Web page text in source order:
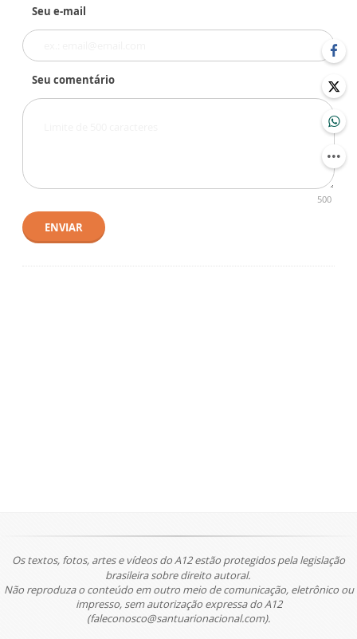
Seu e-mail
Seu comentário
500
ENVIAR
Os textos, fotos, artes e vídeos do A12 estão protegidos pela legislação
brasileira sobre direito autoral.
Não reproduza o conteúdo em outro meio de comunicação, eletrônico ou
impresso, sem autorização expressa do A12
(faleconosco@santuarionacional.com).